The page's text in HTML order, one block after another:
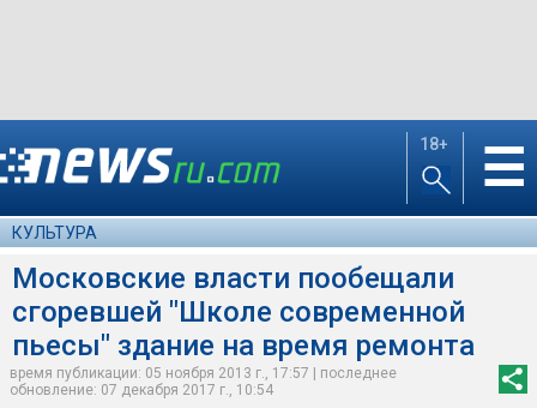
18+ ☰
КУЛЬТУРА
Московские власти пообещали
сгоревшей "Школе современной
пьесы" здание на время ремонта
время публикации: 05 ноября 2013 г., 17:57 | последнее
обновление: 07 декабря 2017 г., 10:54